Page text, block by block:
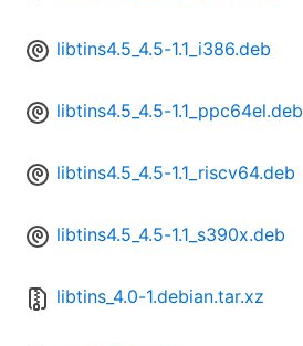
libtins4.5_4.5-1.1_i386.deb
libtins4.5_4.5-1.1_ppc64el.deb
libtins4.5_4.5-1.1_riscv64.deb
libtins4.5_4.5-1.1_s390x.deb
libtins_4.0-1.debian.tar.xz